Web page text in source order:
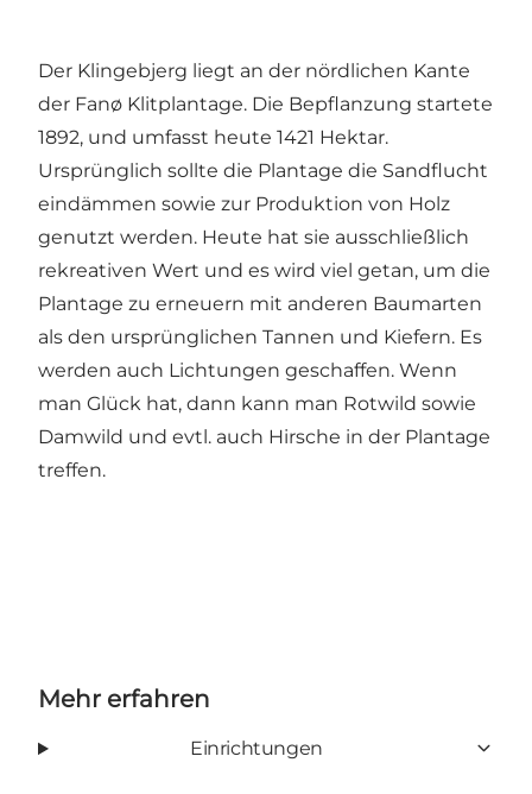
Der Klingebjerg liegt an der nördlichen Kante
der Fanø Klitplantage. Die Bepflanzung startete
1892, und umfasst heute 1421 Hektar.
Ursprünglich sollte die Plantage die Sandflucht
eindämmen sowie zur Produktion von Holz
genutzt werden. Heute hat sie ausschließlich
rekreativen Wert und es wird viel getan, um die
Plantage zu erneuern mit anderen Baumarten
als den ursprünglichen Tannen und Kiefern. Es
werden auch Lichtungen geschaffen. Wenn
man Glück hat, dann kann man Rotwild sowie
Damwild und evtl. auch Hirsche in der Plantage
treffen.
Mehr erfahren
Einrichtungen